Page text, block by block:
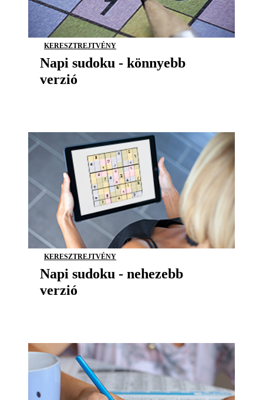
KERESZTREJTVÉNY
Napi sudoku - könnyebb
verzió
KERESZTREJTVÉNY
Napi sudoku - nehezebb
verzió